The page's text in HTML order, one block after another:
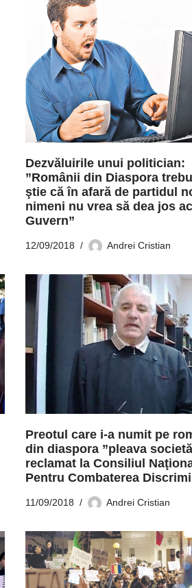
Dezvăluirile unui politician:
”Românii din Diaspora
ştie că în afară de partidul
nimeni nu vrea să dea jos
Guvern”
12/09/2018 Andrei Cristian
Preotul care i-a numit pe
din diaspora ”pleava
reclamat la Consiliul
Pentru Combaterea
11/09/2018 Andrei Cristian